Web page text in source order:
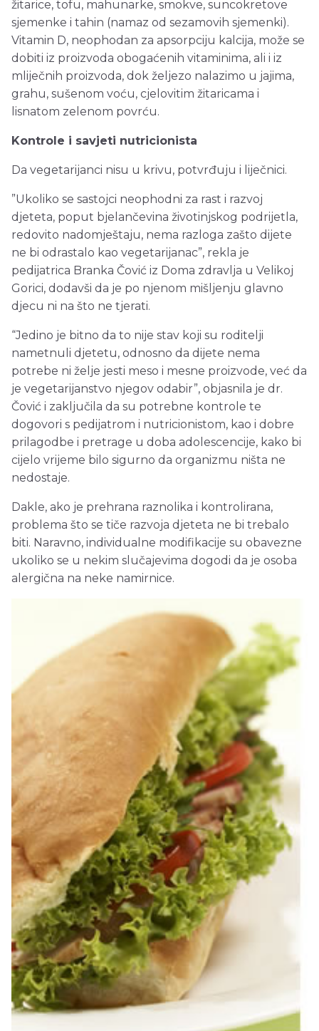
žitarice, tofu, mahunarke, smokve, suncokretove
sjemenke i tahin (namaz od sezamovih sjemenki).
Vitamin D, neophodan za apsorpciju kalcija, može se
dobiti iz proizvoda obogaćenih vitaminima, ali i iz
mliječnih proizvoda, dok željezo nalazimo u jajima,
grahu, sušenom voću, cjelovitim žitaricama i
lisnatom zelenom povrću.
Kontrole i savjeti nutricionista
Da vegetarijanci nisu u krivu, potvrđuju i liječnici.
”Ukoliko se sastojci neophodni za rast i razvoj
djeteta, poput bjelančevina životinjskog podrijetla,
redovito nadomještaju, nema razloga zašto dijete
ne bi odrastalo kao vegetarijanac”, rekla je
pedijatrica Branka Čović iz Doma zdravlja u Velikoj
Gorici, dodavši da je po njenom mišljenju glavno
djecu ni na što ne tjerati.
“Jedino je bitno da to nije stav koji su roditelji
nametnuli djetetu, odnosno da dijete nema
potrebe ni želje jesti meso i mesne proizvode, već da
je vegetarijanstvo njegov odabir”, objasnila je dr.
Čović i zaključila da su potrebne kontrole te
dogovori s pedijatrom i nutricionistom, kao i dobre
prilagodbe i pretrage u doba adolescencije, kako bi
cijelo vrijeme bilo sigurno da organizmu ništa ne
nedostaje.
Dakle, ako je prehrana raznolika i kontrolirana,
problema što se tiče razvoja djeteta ne bi trebalo
biti. Naravno, individualne modifikacije su obavezne
ukoliko se u nekim slučajevima dogodi da je osoba
alergična na neke namirnice.